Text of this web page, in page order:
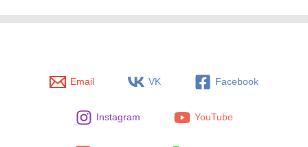
Email VK Facebook
Instagram YouTube